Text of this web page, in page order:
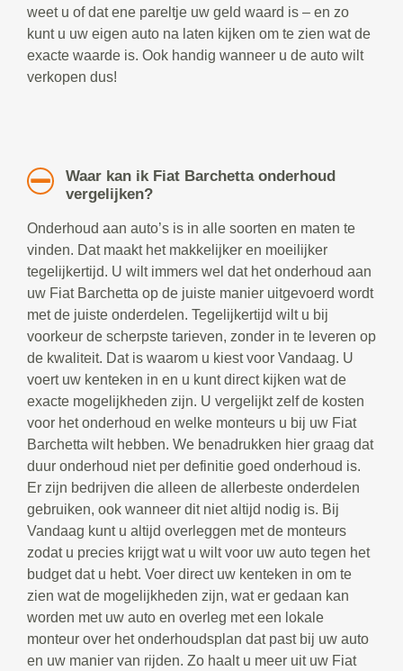
weet u of dat ene pareltje uw geld waard is – en zo
kunt u uw eigen auto na laten kijken om te zien wat de
exacte waarde is. Ook handig wanneer u de auto wilt
verkopen dus!
Waar kan ik Fiat Barchetta onderhoud
vergelijken?
Onderhoud aan auto’s is in alle soorten en maten te
vinden. Dat maakt het makkelijker en moeilijker
tegelijkertijd. U wilt immers wel dat het onderhoud aan
uw Fiat Barchetta op de juiste manier uitgevoerd wordt
met de juiste onderdelen. Tegelijkertijd wilt u bij
voorkeur de scherpste tarieven, zonder in te leveren op
de kwaliteit. Dat is waarom u kiest voor Vandaag. U
voert uw kenteken in en u kunt direct kijken wat de
exacte mogelijkheden zijn. U vergelijkt zelf de kosten
voor het onderhoud en welke monteurs u bij uw Fiat
Barchetta wilt hebben. We benadrukken hier graag dat
duur onderhoud niet per definitie goed onderhoud is.
Er zijn bedrijven die alleen de allerbeste onderdelen
gebruiken, ook wanneer dit niet altijd nodig is. Bij
Vandaag kunt u altijd overleggen met de monteurs
zodat u precies krijgt wat u wilt voor uw auto tegen het
budget dat u hebt. Voer direct uw kenteken in om te
zien wat de mogelijkheden zijn, wat er gedaan kan
worden met uw auto en overleg met een lokale
monteur over het onderhoudsplan dat past bij uw auto
en uw manier van rijden. Zo haalt u meer uit uw Fiat